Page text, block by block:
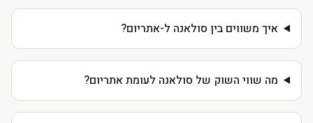
איך משווים בין סולאנה ל-אתריום?
מה שווי השוק של סולאנה לעומת אתריום?